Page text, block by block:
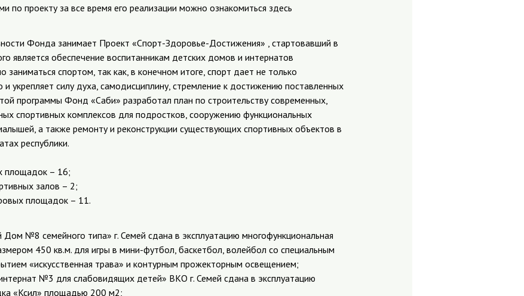
по проекту за все время его реализации можно ознакомиться здесь
Фонда занимает Проект «Спорт-Здоровье-Достижения» , стартовавший в
является обеспечение воспитанникам детских домов и интернатов
заниматься спортом, так как, в конечном итоге, спорт дает не только
и укрепляет силу духа, самодисциплину, стремление к достижению поставленных
программы Фонд «Саби» разработал план по строительству современных,
спортивных комплексов для подростков, сооружению функциональных
а также ремонту и реконструкции существующих спортивных объектов в
республики.
площадок – 16;
залов – 2;
площадок – 11.
№8 семейного типа» г. Семей сдана в эксплуатацию многофункциональная
450 кв.м. для игры в мини-футбол, баскетбол, волейбол со специальным
«искусственная трава» и контурным прожекторным освещением;
№3 для слабовидящих детей» ВКО г. Семей сдана в эксплуатацию
«Ксил» площадью 200 м2;